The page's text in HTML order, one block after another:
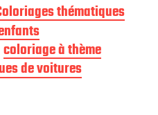
thématiques
coloriage à thème
de voitures